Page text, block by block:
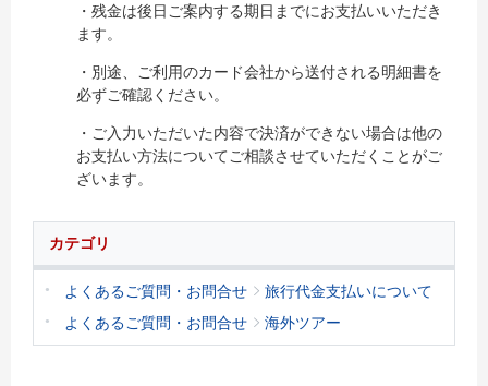
・残金は後日ご案内する期日までにお支払いいただき
ます。
・別途、ご利用のカード会社から送付される明細書を
必ずご確認ください。
・ご入力いただいた内容で決済ができない場合は他の
お支払い方法についてご相談させていただくことがご
ざいます。
カテゴリ
よくあるご質問・お問合せ
旅行代金支払いについて
よくあるご質問・お問合せ
海外ツアー